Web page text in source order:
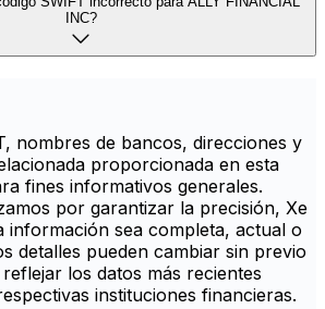
INC?
nombres de bancos, direcciones y
proporcionada en esta
fines informativos generales.
por garantizar la precisión, Xe
información sea completa, actual o
detalles pueden cambiar sin previo
los datos más recientes
instituciones financieras.